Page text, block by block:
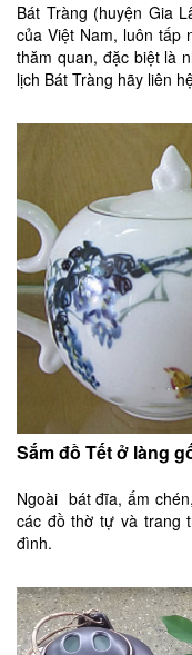
Bát Tràng (huyện Gia
của Việt Nam, luôn tấp
thăm quan, đặc biệt là
lịch Bát Tràng hãy liên
Sắm đồ Tết ở làng
Ngoài bát đĩa, ấm
các đồ thờ tự và trang
đình.